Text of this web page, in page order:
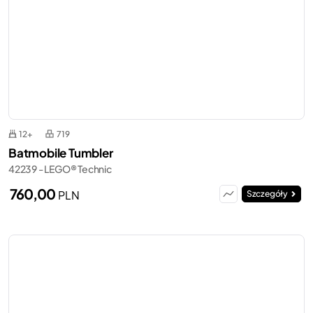
12+ 719
Batmobile Tumbler
42239 - LEGO® Technic
760,00 PLN Szczegóły